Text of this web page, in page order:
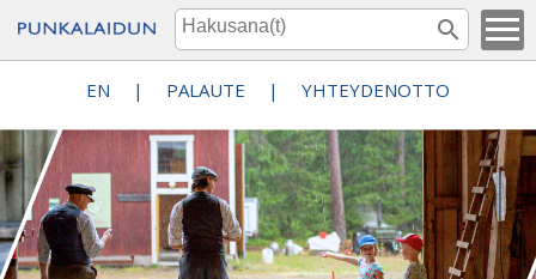
EN | PALAUTE | YHTEYDENOTTO